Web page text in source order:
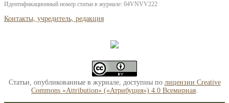
Идентификационный номер статьи в журнале: 04VNVV222
Контакты, учредитель, редакция
Статьи, опубликованные в журнале, доступны по лицензии Creative
Commons «Attribution» («Атрибуция») 4.0 Всемирная